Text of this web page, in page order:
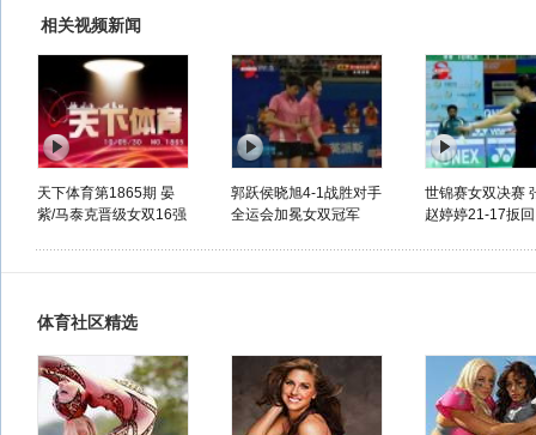
相关视频新闻
天下体育第1865期 晏
紫/马泰克晋级女双16强
郭跃侯晓旭4-1战胜对手
全运会加冕女双冠军
世锦赛女双决赛
赵婷婷21-17扳回
体育社区精选